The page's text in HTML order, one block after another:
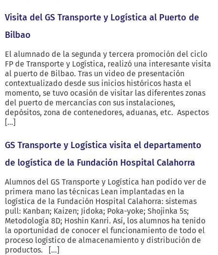
Visita del GS Transporte y Logística al Puerto de
Bilbao
El alumnado de la segunda y tercera promoción del ciclo
FP de Transporte y Logística, realizó una interesante visita
al puerto de Bilbao. Tras un video de presentación
contextualizado desde sus inicios históricos hasta el
momento, se tuvo ocasión de visitar las diferentes zonas
del puerto de mercancías con sus instalaciones,
depósitos, zona de contenedores, aduanas, etc. Aspectos
[…]
GS Transporte y Logística visita el departamento
de logística de la Fundación Hospital Calahorra
Alumnos del GS Transporte y Logística han podido ver de
primera mano las técnicas Lean implantadas en la
logística de la Fundación Hospital Calahorra: sistemas
pull: Kanban; Kaizen; Jidoka; Poka-yoke; Shojinka 5s;
Metodología 8D; Hoshin Kanri. Así, los alumnos ha tenido
la oportunidad de conocer el funcionamiento de todo el
proceso logístico de almacenamiento y distribución de
productos. […]